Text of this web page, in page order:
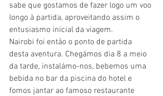
sabe que gostamos de fazer logo um voo
longo à partida, aproveitando assim o
entusiasmo inicial da viagem.
Nairobi foi então o ponto de partida
desta aventura. Chegámos dia 8 a meio
da tarde, instalámo-nos, bebemos uma
bebida no bar da piscina do hotel e
fomos jantar ao famoso restaurante